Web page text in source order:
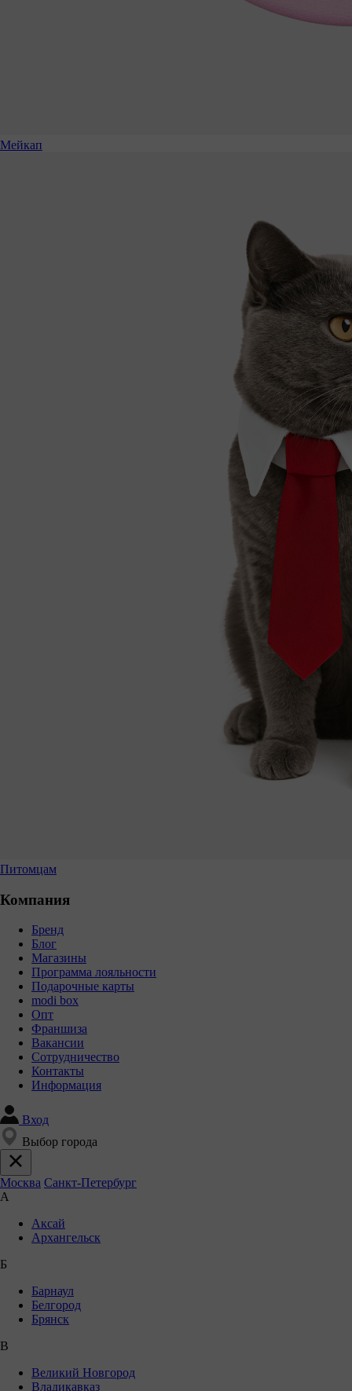
Мейкап
Питомцам
Компания
Бренд
Блог
Магазины
Программа лояльности
Подарочные карты
modi box
Опт
Франшиза
Вакансии
Сотрудничество
Контакты
Информация
Вход
Выбор города
Москва Санкт-Петербург
А
Аксай
Архангельск
Б
Барнаул
Белгород
Брянск
В
Великий Новгород
Владикавказ